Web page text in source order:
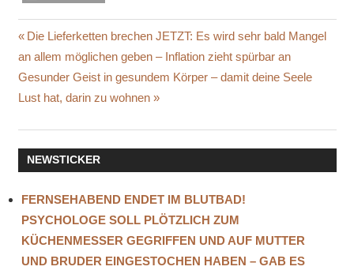
FARBEN
GIBRALTAR
GRAFIKEN
FEST
IMPFKAMPAGNE
INFEKTIONEN
ISRAEL
NEUINFEKTIONEN
STATISTIKEN
Beitragsnavigation
Vorheriger
Beitrag:
Die Lieferketten brechen JETZT: Es wird sehr bald Mangel
an allem möglichen geben – Inflation zieht spürbar an
Nächster
Beitrag:
Gesunder Geist in gesundem Körper – damit deine Seele
Lust hat, darin zu wohnen
NEWSTICKER
FERNSEHABEND ENDET IM BLUTBAD!
PSYCHOLOGE SOLL PLÖTZLICH ZUM
KÜCHENMESSER GEGRIFFEN UND AUF MUTTER
UND BRUDER EINGESTOCHEN HABEN – GAB ES